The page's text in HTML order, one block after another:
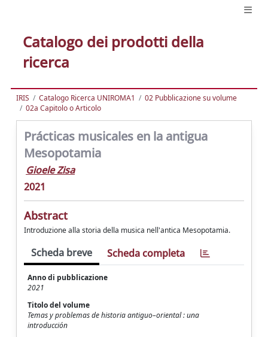
Catalogo dei prodotti della
ricerca
IRIS Catalogo Ricerca UNIROMA1
02 Pubblicazione su volume
02a Capitolo o Articolo
Prácticas musicales en la antigua
Mesopotamia
Gioele Zisa
2021
Abstract
Introduzione alla storia della musica nell'antica Mesopotamia.
Scheda breve Scheda completa
Anno di pubblicazione
2021
Titolo del volume
Temas y problemas de historia antiguo–oriental : una
introducción